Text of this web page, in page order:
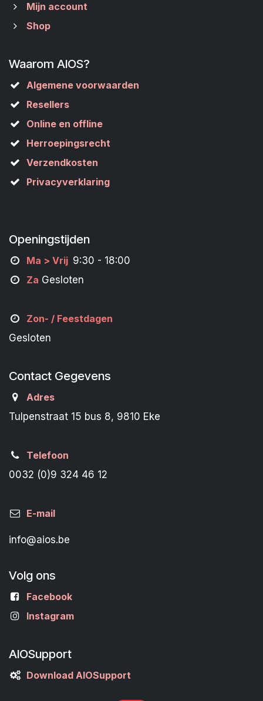
Mijn account
Shop
Waarom AIOS?
Algemene voorwaarden
Resellers
Online en offline
Herroepingsrecht
Verzendkosten
Privacyverklaring
Openingstijden
Ma > Vrij 9:30 - 18:00
Za Gesloten
Zon- / Feestdagen
Gesloten
Contact Gegevens
Adres
Tulpenstraat 15 bus 8, 9810 Eke
Telefoon
0032 (0)9 324 46 12
E-mail
info@aios.be
Volg ons
Facebook
Instagram
AIOSupport
Download AIOSupport